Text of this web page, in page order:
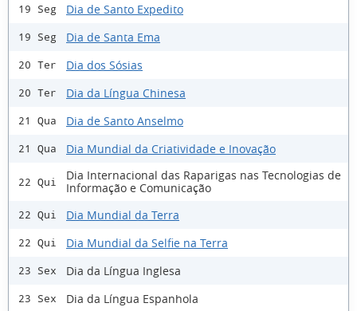
19 Seg Dia de Santo Expedito
19 Seg Dia de Santa Ema
20 Ter Dia dos Sósias
20 Ter Dia da Língua Chinesa
21 Qua Dia de Santo Anselmo
21 Qua Dia Mundial da Criatividade e Inovação
22 Qui
Dia Internacional das Raparigas nas Tecnologias de
Informação e Comunicação
22 Qui Dia Mundial da Terra
22 Qui Dia Mundial da Selfie na Terra
23 Sex Dia da Língua Inglesa
23 Sex Dia da Língua Espanhola